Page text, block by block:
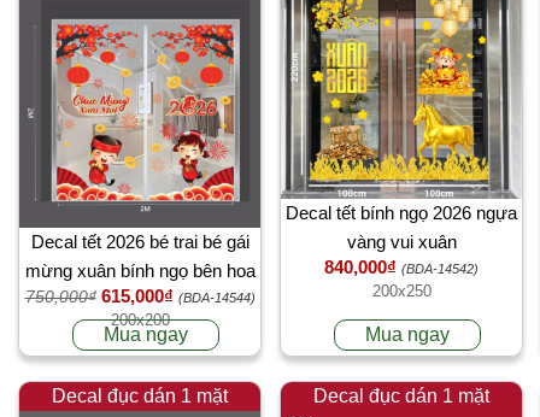
Decal tết 2026 bé trai bé gái
mừng xuân bính ngọ bên hoa
đào đỏ
750,000₫ 615,000₫ (BDA-14544)
200x200
Mua ngay
Decal tết bính ngọ 2026 ngựa
vàng vui xuân
840,000₫ (BDA-14542)
200x250
Mua ngay
Decal đục dán 1 mặt
Decal đục dán 1 mặt